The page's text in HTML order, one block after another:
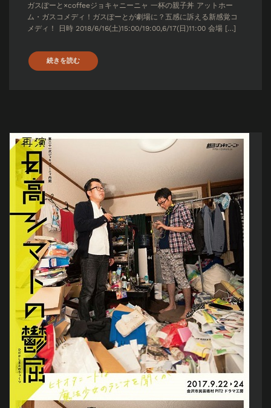
ガスぽーと×coffeeジョキャニーニャ 一杯の親子丼 アットホー
ム・ガスコメディ！ガスぽーとが劇場に？五感に訴える新感覚コ
メディ！ 日時 2018/6/16(土)15:00/19:00,6/17(日)11:00 会場 […]
続きを読む